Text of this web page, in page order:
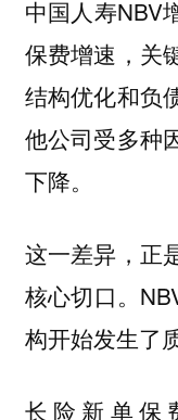
中国人寿NBV
保费增速，关
结构优化和负
他公司受多种
下降。
这一差异，正
核心切口。
构开始发生了
长险新单保